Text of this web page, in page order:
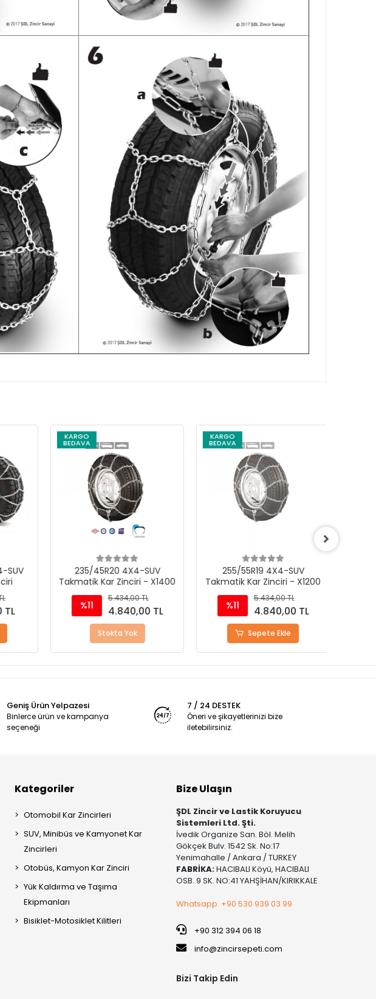
KARGO
BEDAVA
235/45R20 4X4-SUV
Takmatik Kar Zinciri - X1400
%11
5.434,00 TL
4.840,00 TL
Stokta Yok
KARGO
BEDAVA
255/55R19 4X4-SUV
Takmatik Kar Zinciri - X1200
%11
5.434,00 TL
4.840,00 TL
Sepete Ekle
Geniş Ürün Yelpazesi
Binlerce ürün ve kampanya
seçeneği
7 / 24 DESTEK
Öneri ve şikayetlerinizi bize
iletebilirsiniz.
Kategoriler
Otomobil Kar Zincirleri
SUV, Minibüs ve Kamyonet Kar
Zincirleri
Otobüs, Kamyon Kar Zinciri
Yük Kaldırma ve Taşıma
Ekipmanları
Bisiklet-Motosiklet Kilitleri
Bize Ulaşın
ŞDL Zincir ve Lastik Koruyucu
Sistemleri Ltd. Şti.
İvedik Organize San. Böl. Melih
Gökçek Bulv. 1542 Sk. No:17
Yenimahalle / Ankara / TURKEY
FABRİKA:HACIBALI Köyü, HACIBALI
OSB. 9 SK. NO:41 YAHŞİHAN/KIRIKKALE
Whatsapp: +90 530 939 03 99
+90 312 394 06 18
info@zincirsepeti.com
Bizi Takip Edin